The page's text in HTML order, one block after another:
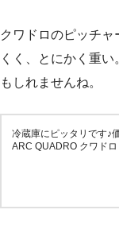
クワドロのピッチ
くく、とにかく重
もしれませんね。
冷蔵庫にピッタリです♪
ARC QUADRO クワド